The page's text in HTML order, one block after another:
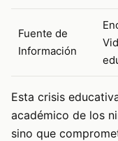
Fuente de
Información
Esta crisis
académico de los
sino que